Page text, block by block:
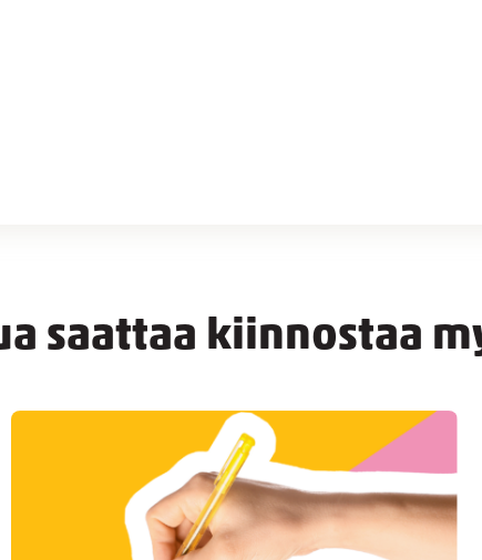
saattaa kiinnostaa